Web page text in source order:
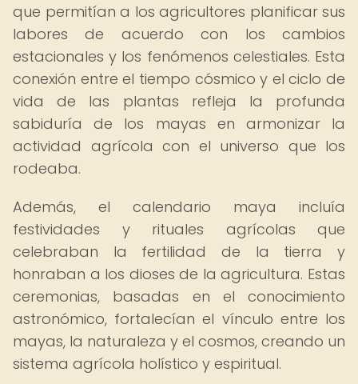
que permitían a los agricultores planificar sus
labores de acuerdo con los cambios
estacionales y los fenómenos celestiales. Esta
conexión entre el tiempo cósmico y el ciclo de
vida de las plantas refleja la profunda
sabiduría de los mayas en armonizar la
actividad agrícola con el universo que los
rodeaba.
Además, el calendario maya incluía
festividades y rituales agrícolas que
celebraban la fertilidad de la tierra y
honraban a los dioses de la agricultura. Estas
ceremonias, basadas en el conocimiento
astronómico, fortalecían el vínculo entre los
mayas, la naturaleza y el cosmos, creando un
sistema agrícola holístico y espiritual.